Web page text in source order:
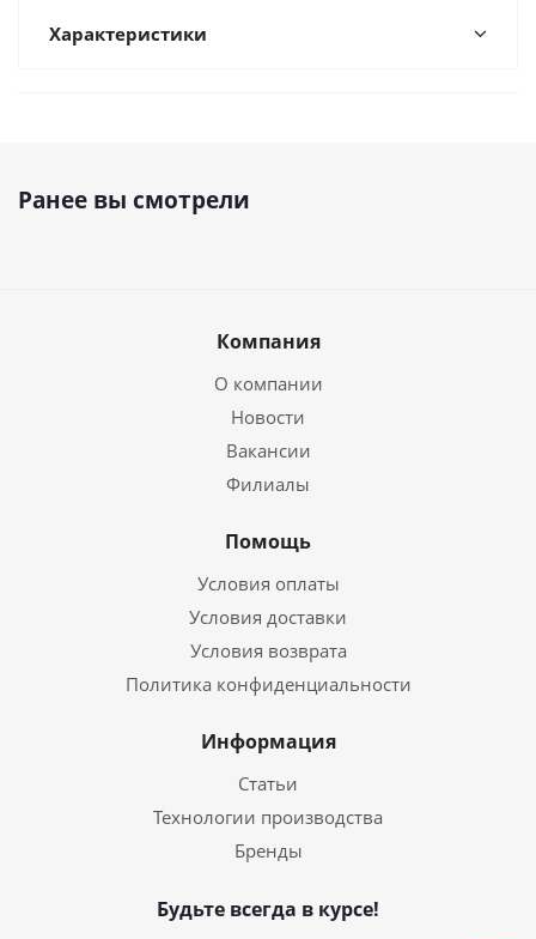
Характеристики
Ранее вы смотрели
Компания
О компании
Новости
Вакансии
Филиалы
Помощь
Условия оплаты
Условия доставки
Условия возврата
Политика конфиденциальности
Информация
Статьи
Технологии производства
Бренды
Будьте всегда в курсе!